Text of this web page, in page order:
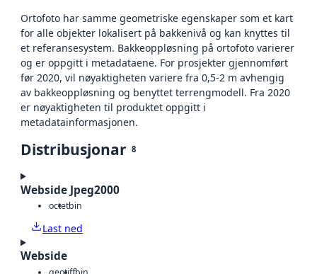
Ortofoto har samme geometriske egenskaper som et kart
for alle objekter lokalisert på bakkenivå og kan knyttes til
et referansesystem. Bakkeoppløsning på ortofoto varierer
og er oppgitt i metadataene. For prosjekter gjennomført
før 2020, vil nøyaktigheten variere fra 0,5-2 m avhengig
av bakkeoppløsning og benyttet terrengmodell. Fra 2020
er nøyaktigheten til produktet oppgitt i
metadatainformasjonen.
Distribusjonar 8
Webside Jpeg2000
octetbin
Last ned
Webside